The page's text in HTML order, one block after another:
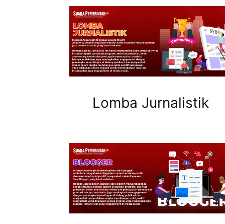
Lomba Jurnalistik